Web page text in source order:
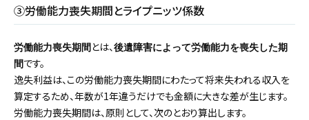
③労働能力喪失期間とライプニッツ係数
労働能力喪失期間 とは、 後遺障害によって労働能力を喪失した期
間 です。
逸失利益は、この労働能力喪失期間にわたって将来失われる収入を
算定するため、年数が1年違うだけでも金額に大きな差が生じます。
労働能力喪失期間は、原則として、次のとおり算出します。